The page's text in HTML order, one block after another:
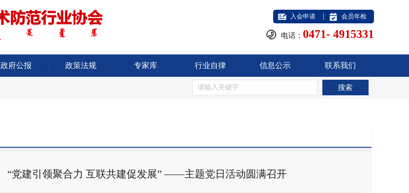
入会申请 | 会员年检
电话： 0471- 4915331
政府公报 政策法规 专家库 行业自律 信息公示 联系我们
“党建引领聚合力 互联共建促发展” ——主题党日活动圆满召开